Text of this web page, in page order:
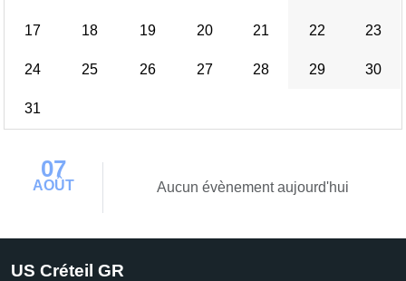
17 18 19 20 21 22 23
24 25 26 27 28 29 30
31
07
AOÛT Aucun évènement aujourd'hui
US Créteil GR